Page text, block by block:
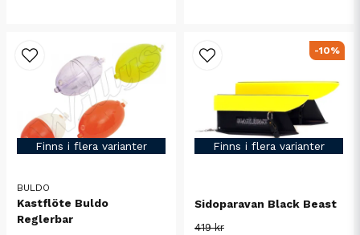
Finns i flera varianter
BULDO
Kastflöte Buldo
Reglerbar
Finns i flera varianter
Sidoparavan Black Beast
419 kr
-10%